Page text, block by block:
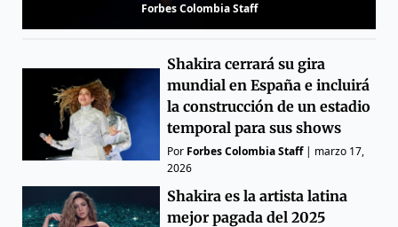
Forbes Colombia Staff
Shakira cerrará su gira
mundial en España e incluirá
la construcción de un estadio
temporal para sus shows
Por Forbes Colombia Staff| marzo 17,
2026
Shakira es la artista latina
mejor pagada del 2025